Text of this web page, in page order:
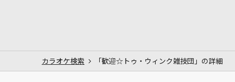
カラオケ検索 「歓迎☆トゥ・ウィンク雑技団」の詳細